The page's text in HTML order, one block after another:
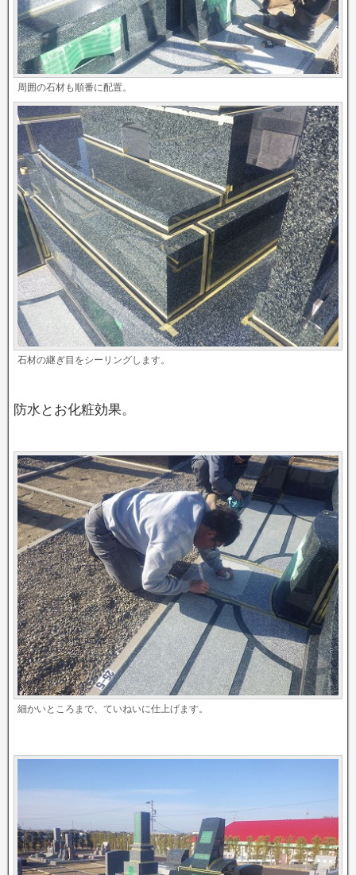
周囲の石材も順番に配置。
石材の継ぎ目をシーリングします。
防水とお化粧効果。
細かいところまで、ていねいに仕上げます。